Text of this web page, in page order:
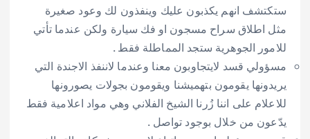
ستكتشف انهم يكذبون عليك وينفذون لك وعود صغيرة
مثل اطلاق سراح مسجون او فك سيارة ولكن عندما تأتي
للامور الجوهرية ستجد المماطلة فقط .
مسؤولي قسد لايتجاوبون معنا وعندما لاننفذ الاجندة التي
يريدونها يقومون بتهميشنا ويقومون بجولات يصورونها
للاعلام على اننا زُرنا الشيخ الفلاني وهي مواد اعلامية فقط
يدّعون من خلال بوجود تواصل .